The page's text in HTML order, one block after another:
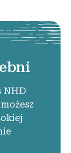
NHD